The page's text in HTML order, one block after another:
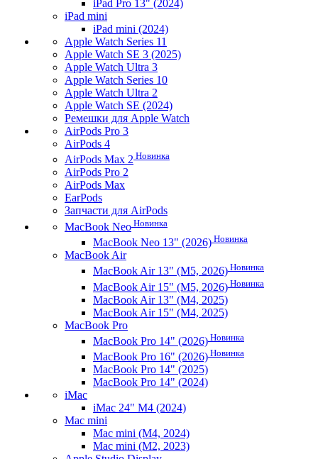
iPad Pro 13" (2024)
iPad mini
iPad mini (2024)
Apple Watch Series 11
Apple Watch SE 3 (2025)
Apple Watch Ultra 3
Apple Watch Series 10
Apple Watch Ultra 2
Apple Watch SE (2024)
Ремешки для Apple Watch
AirPods Pro 3
AirPods 4
AirPods Max 2 Новинка
AirPods Pro 2
AirPods Max
EarPods
Запчасти для AirPods
MacBook Neo Новинка
MacBook Neo 13" (2026) Новинка
MacBook Air
MacBook Air 13" (M5, 2026) Новинка
MacBook Air 15" (M5, 2026) Новинка
MacBook Air 13" (M4, 2025)
MacBook Air 15" (M4, 2025)
MacBook Pro
MacBook Pro 14" (2026) Новинка
MacBook Pro 16" (2026) Новинка
MacBook Pro 14" (2025)
MacBook Pro 14" (2024)
iMac
iMac 24" M4 (2024)
Mac mini
Mac mini (M4, 2024)
Mac mini (M2, 2023)